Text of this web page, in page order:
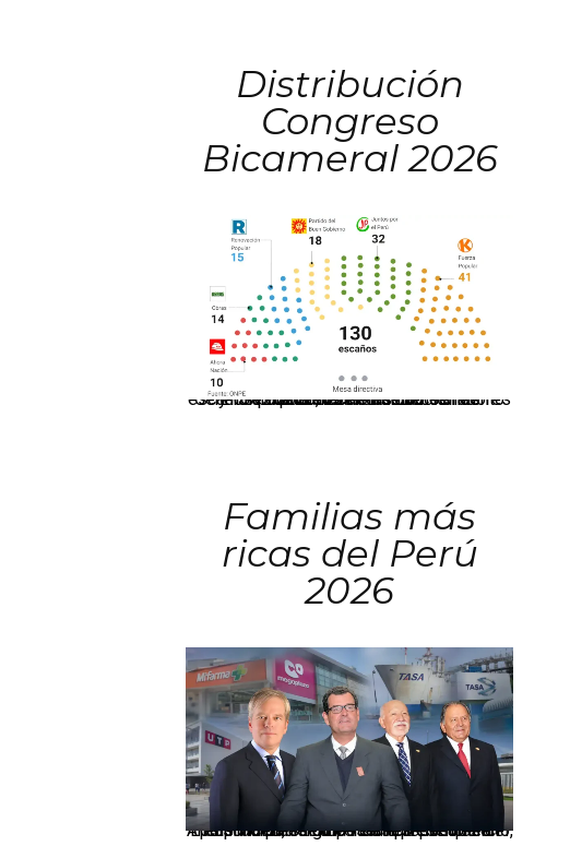
Distribución
Congreso
Bicameral 2026
El JNE oficializó la distribución de escaños para la elección de 60 senadores y 130 diputados en las Elecciones Generales 2026, tras el restablecimiento de la Bicameralidad.
Familias más
ricas del Perú
2026
Los principales grupos empresariales del país mantienen una fuerte presencia en Áncash mediante inversiones en comercio, educación, salud e industria pesquera.